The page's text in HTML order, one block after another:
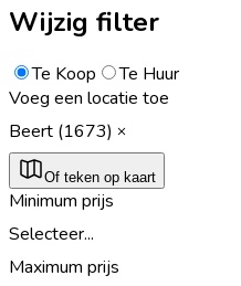
Wijzig filter
Te Koop
Te Huur
Voeg een locatie toe
Beert (1673)
Of teken op kaart
Minimum prijs
Selecteer...
Maximum prijs